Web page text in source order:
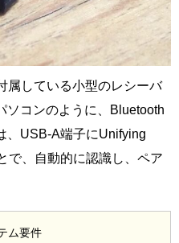
属している小型のレシーバ
ソコンのように、Bluetooth
、USB-A端子にUnifying
で、自動的に認識し、ペア
ム要件